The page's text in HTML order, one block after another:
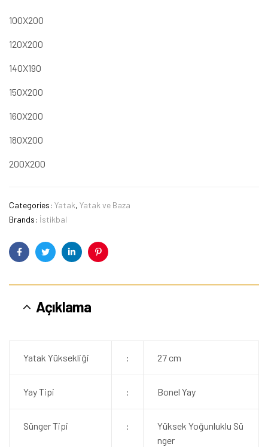
100X200
120X200
140X190
150X200
160X200
180X200
200X200
Categories: Yatak, Yatak ve Baza
Brands: İstikbal
FacebookTwitterLinkedinPinterest
Açıklama
Yatak Yüksekliği : 27 cm
Yay Tipi : Bonel Yay
Sünger Tipi :
Yüksek Yoğunluklu Sü
nger